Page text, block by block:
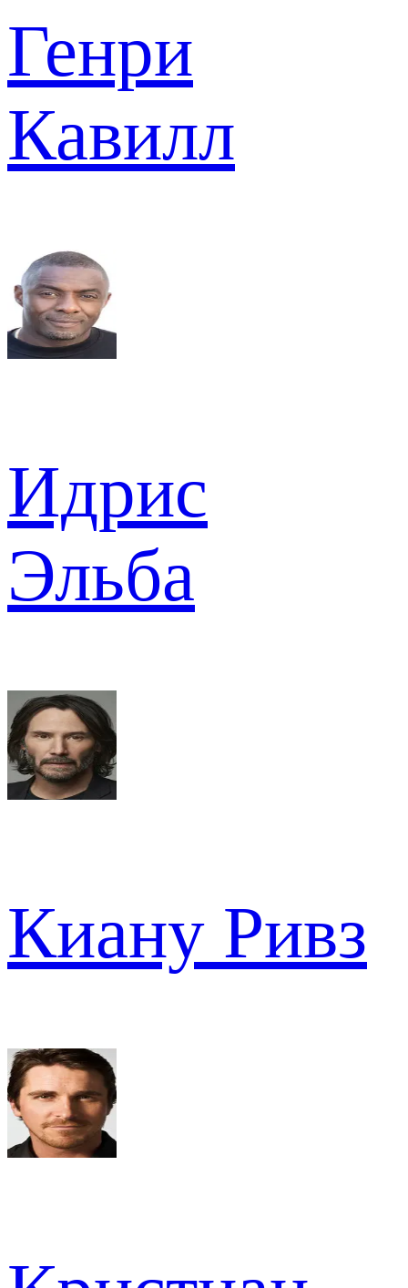
Генри
Кавилл
Идрис
Эльба
Киану Ривз